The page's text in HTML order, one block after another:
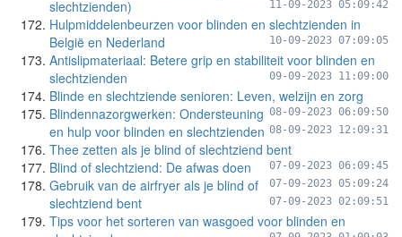
slechtzienden)
11-09-2023 05:09:42
Hulpmiddelenbeurzen voor blinden en slechtzienden in
België en Nederland
10-09-2023 07:09:05
Antislipmateriaal: Betere grip en stabiliteit voor blinden en
slechtzienden
09-09-2023 11:09:00
Blinde en slechtziende senioren: Leven, welzijn en zorg
08-09-2023 06:09:50
Blindennazorgwerken: Ondersteuning
en hulp voor blinden en slechtzienden 08-09-2023 12:09:31
Thee zetten als je blind of slechtziend bent
07-09-2023 06:09:45
Blind of slechtziend: De afwas doen
07-09-2023 05:09:24
Gebruik van de airfryer als je blind of
slechtziend bent
07-09-2023 02:09:51
Tips voor het sorteren van wasgoed voor blinden en